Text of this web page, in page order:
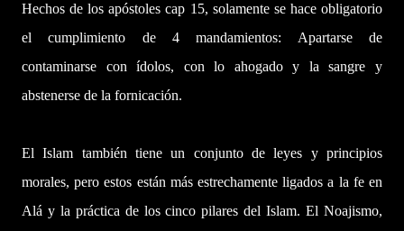
Hechos de los apóstoles cap 15, solamente se hace obligatorio
el cumplimiento de 4 mandamientos: Apartarse de
contaminarse con ídolos, con lo ahogado y la sangre y
abstenerse de la fornicación.
El Islam también tiene un conjunto de leyes y principios
morales, pero estos están más estrechamente ligados a la fe en
Alá y la práctica de los cinco pilares del Islam. El Noajismo,